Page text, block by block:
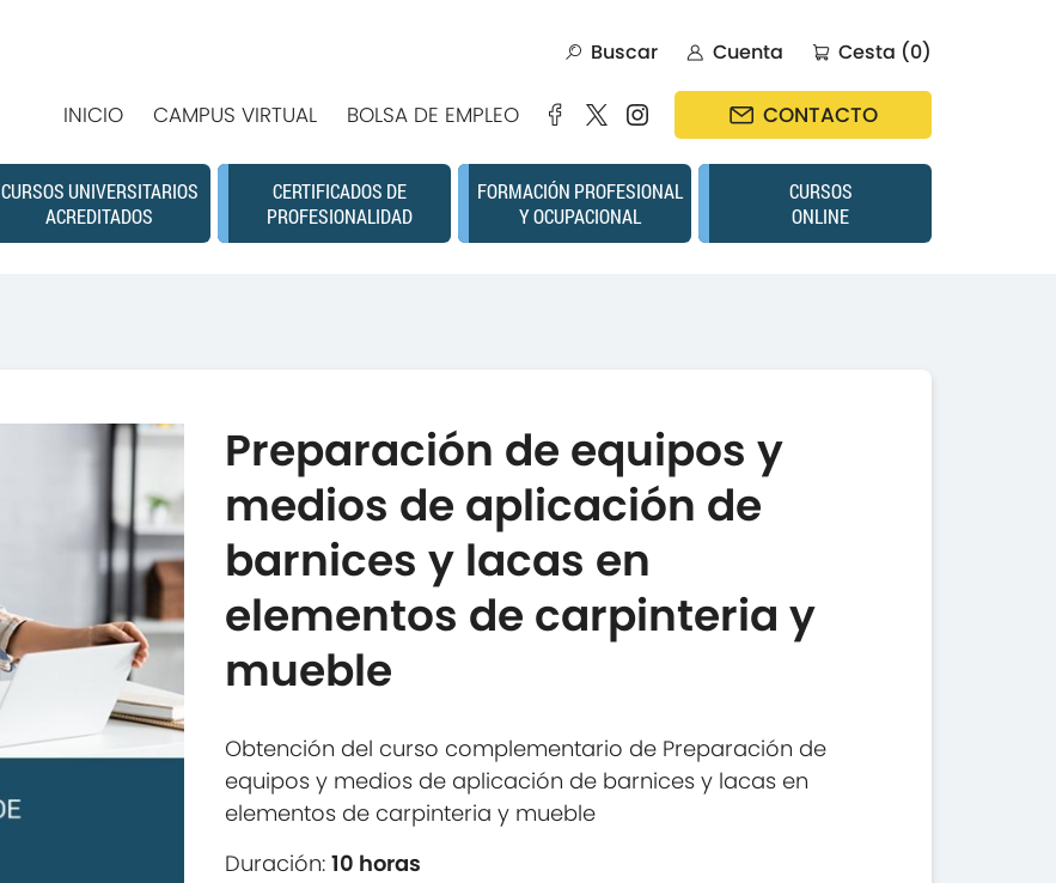
Buscar Cuenta Cesta (0)
INICIO CAMPUS VIRTUAL BOLSA DE EMPLEO CONTACTO
CURSOS UNIVERSITARIOS
ACREDITADOS
CERTIFICADOS DE
PROFESIONALIDAD
FORMACIÓN PROFESIONAL
Y OCUPACIONAL
CURSOS
ONLINE
Preparación de equipos y
medios de aplicación de
barnices y lacas en
elementos de carpinteria y
mueble
Obtención del curso complementario de Preparación de
equipos y medios de aplicación de barnices y lacas en
elementos de carpinteria y mueble
Duración:10 horas